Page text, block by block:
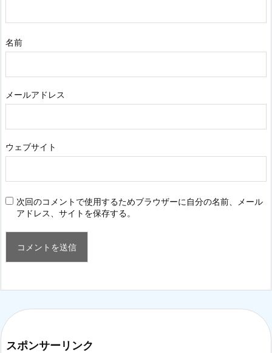
名前
メールアドレス
ウェブサイト
次回のコメントで使用するためブラウザーに自分の名前、メール
アドレス、サイトを保存する。
スポンサーリンク